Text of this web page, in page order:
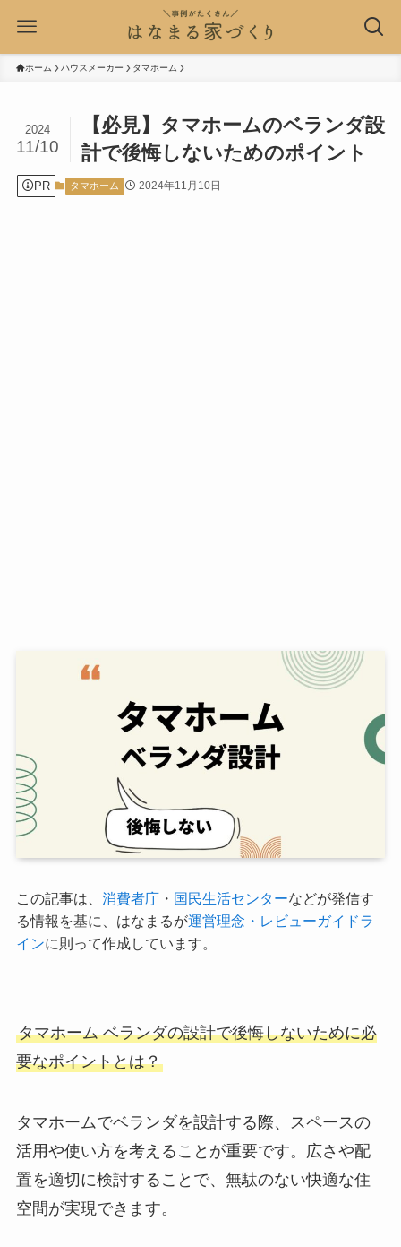
ホーム ハウスメーカー タマホーム
【必見】タマホームのベランダ設
計で後悔しないためのポイント
2024
11/10
PR タマホーム 2024年11月10日
この記事は、 消費者庁・ 国民生活センターなどが発信す
る情報を基に、はなまるが運営理念・レビューガイドラ
インに則って作成しています。
タマホーム ベランダの設計で後悔しないために必
要なポイントとは？
タマホームでベランダを設計する際、スペースの
活用や使い方を考えることが重要です。広さや配
置を適切に検討することで、無駄のない快適な住
空間が実現できます。